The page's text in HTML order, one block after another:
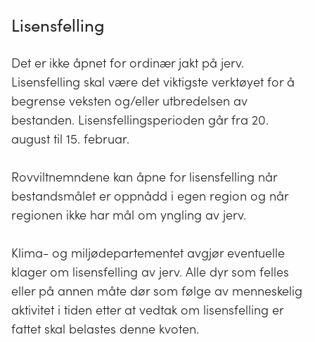
Lisensfelling
Det er ikke åpnet for ordinær jakt på jerv.
Lisensfelling skal være det viktigste verktøyet for å
begrense veksten og/eller utbredelsen av
bestanden. Lisensfellingsperioden går fra 20.
august til 15. februar.
Rovviltnemndene kan åpne for lisensfelling når
bestandsmålet er oppnådd i egen region og når
regionen ikke har mål om yngling av jerv.
Klima- og miljødepartementet avgjør eventuelle
klager om lisensfelling av jerv. Alle dyr som felles
eller på annen måte dør som følge av menneskelig
aktivitet i tiden etter at vedtak om lisensfelling er
fattet skal belastes denne kvoten.